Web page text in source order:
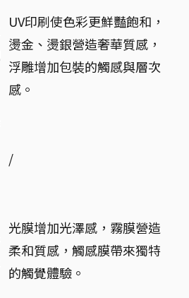
UV印刷使色彩更鮮豔飽和，
燙金、燙銀營造奢華質感，
浮雕增加包裝的觸感與層次
感。
/
光膜增加光澤感，霧膜營造
柔和質感，觸感膜帶來獨特
的觸覺體驗。